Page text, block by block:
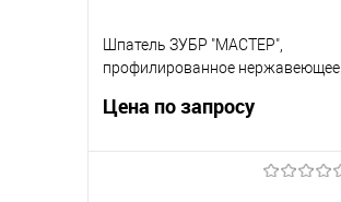
Шпатель ЗУБР "МАСТЕР",
профилированное нержавеющее
04]
Цена по запросу